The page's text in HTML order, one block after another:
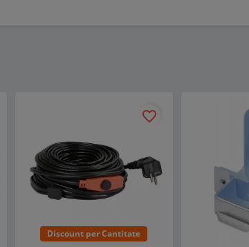
Discount per Cantitate
favorite_border